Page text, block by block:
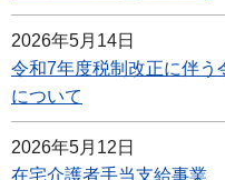
2026年5月14日
令和7年度税制改正に伴う
について
2026年5月12日
在宅介護者手当支給事業